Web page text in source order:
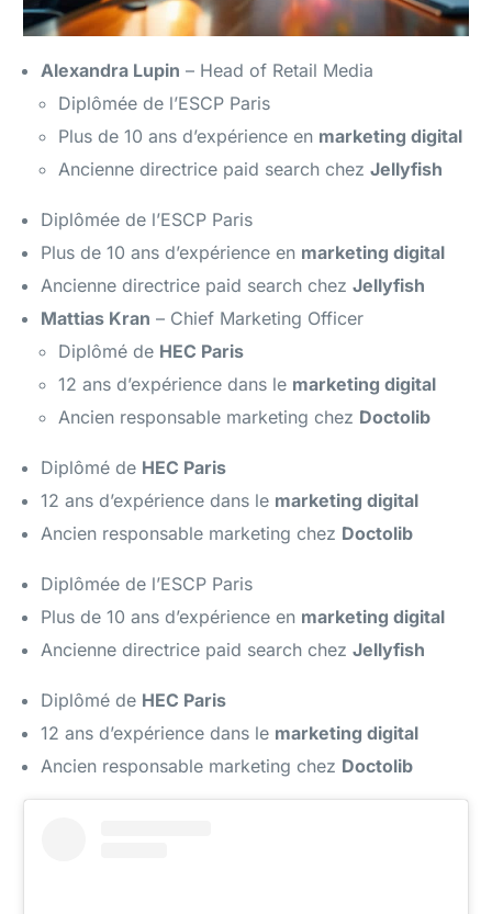
Alexandra Lupin – Head of Retail Media
Diplômée de l’ESCP Paris
Plus de 10 ans d’expérience en marketing digital
Ancienne directrice paid search chezJellyfish
Diplômée de l’ESCP Paris
Plus de 10 ans d’expérience en marketing digital
Ancienne directrice paid search chezJellyfish
Mattias Kran – Chief Marketing Officer
Diplômé de HEC Paris
12 ans d’expérience dans le marketing digital
Ancien responsable marketing chez Doctolib
Diplômé de HEC Paris
12 ans d’expérience dans le marketing digital
Ancien responsable marketing chez Doctolib
Diplômée de l’ESCP Paris
Plus de 10 ans d’expérience en marketing digital
Ancienne directrice paid search chezJellyfish
Diplômé de HEC Paris
12 ans d’expérience dans le marketing digital
Ancien responsable marketing chez Doctolib